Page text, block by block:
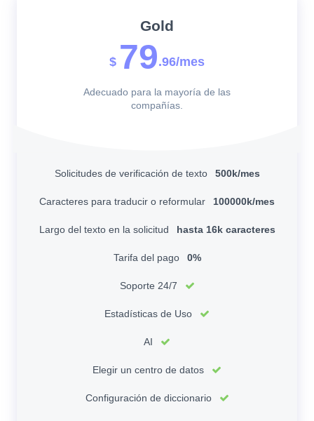
Gold
$ 79.96/mes
Adecuado para la mayoría de las
compañías.
Solicitudes de verificación de texto 500k/mes
Caracteres para traducir o reformular 100000k/mes
Largo del texto en la solicitud hasta 16k caracteres
Tarifa del pago 0%
Soporte 24/7
Estadísticas de Uso
AI
Elegir un centro de datos
Configuración de diccionario